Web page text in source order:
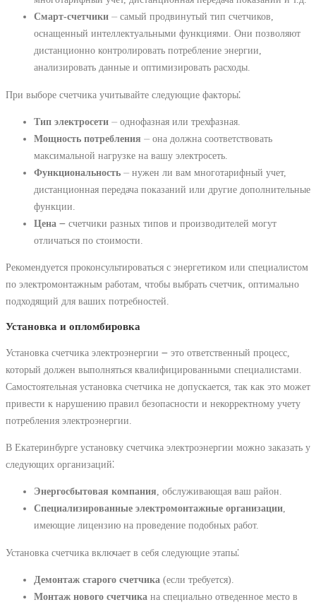
Смарт-счетчики ⏤ самый продвинутый тип счетчиков,
оснащенный интеллектуальными функциями. Они позволяют
дистанционно контролировать потребление энергии,
анализировать данные и оптимизировать расходы.
При выборе счетчика учитывайте следующие факторы⁚
Тип электросети ⏤ однофазная или трехфазная.
Мощность потребления ⏤ она должна соответствовать
максимальной нагрузке на вашу электросеть.
Функциональность ⏤ нужен ли вам многотарифный учет,
дистанционная передача показаний или другие дополнительные
функции.
Цена ౼ счетчики разных типов и производителей могут
отличаться по стоимости.
Рекомендуется проконсультироваться с энергетиком или специалистом
по электромонтажным работам, чтобы выбрать счетчик, оптимально
подходящий для ваших потребностей.
Установка и опломбировка
Установка счетчика электроэнергии ౼ это ответственный процесс,
который должен выполняться квалифицированными специалистами.
Самостоятельная установка счетчика не допускается, так как это может
привести к нарушению правил безопасности и некорректному учету
потребления электроэнергии.
В Екатеринбурге установку счетчика электроэнергии можно заказать у
следующих организаций⁚
Энергосбытовая компания, обслуживающая ваш район.
Специализированные электромонтажные организации,
имеющие лицензию на проведение подобных работ.
Установка счетчика включает в себя следующие этапы⁚
Демонтаж старого счетчика (если требуется).
Монтаж нового счетчика на специально отведенное место в